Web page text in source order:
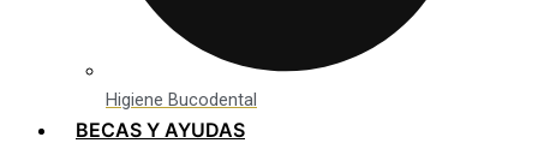
Higiene Bucodental
BECAS Y AYUDAS